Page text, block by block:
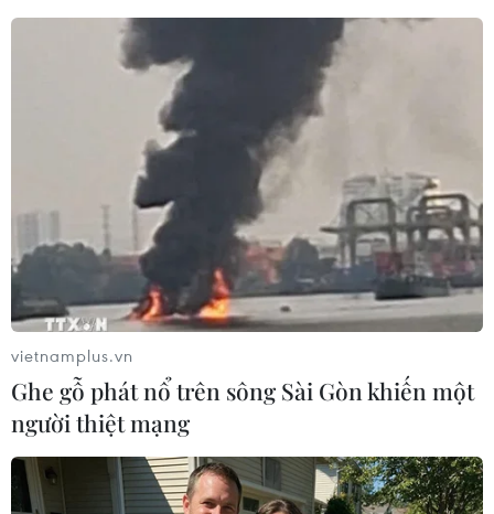
#Lãnh sự quán Iran
#Thành phố Najaf
#Lệnh giới nghiêm
Theo dõi VietnamPlus
TIN LIÊN QUAN
vietnamplus.vn
Ghe gỗ phát nổ trên sông Sài Gòn khiến một
người thiệt mạng